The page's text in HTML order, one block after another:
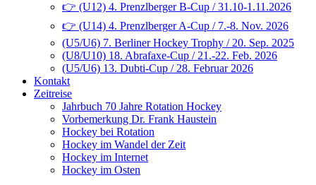
👉 (U12) 4. Prenzlberger B-Cup / 31.10-1.11.2026
👉 (U14) 4. Prenzlberger A-Cup / 7.-8. Nov. 2026
(U5/U6) 7. Berliner Hockey Trophy / 20. Sep. 2025
(U8/U10) 18. Abrafaxe-Cup / 21.-22. Feb. 2026
(U5/U6) 13. Dubti-Cup / 28. Februar 2026
Kontakt
Zeitreise
Jahrbuch 70 Jahre Rotation Hockey
Vorbemerkung Dr. Frank Haustein
Hockey bei Rotation
Hockey im Wandel der Zeit
Hockey im Internet
Hockey im Osten